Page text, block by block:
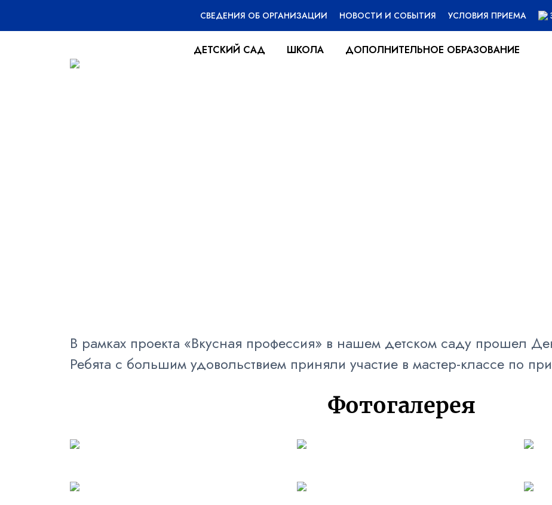
СВЕДЕНИЯ ОБ ОРГАНИЗАЦИИ НОВОСТИ И СОБЫТИЯ УСЛОВИЯ ПРИЕМА
ДЕТСКИЙ САД ШКОЛА ДОПОЛНИТЕЛЬНОЕ ОБРАЗОВАНИЕ
В рамках проекта «Вкусная профессия» в нашем детском саду прошел
Ребята с большим удовольствием приняли участие в мастер-классе по
Фотогалерея